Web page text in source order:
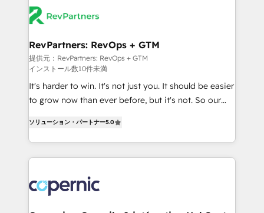
Ongoing Management: Monthly tune-ups, feature
rollouts, adoption coaching. Buying HubSpot,
built for the work.
winning design to build scalable, globally
marketing campaigns, & RevOps frameworks that
fuel long-term success We connect the entire
customer lifecycle through seamless integrations,
ensure long-term adoption with change-
management programs, and align marketing, sales,
HubSpot accreditations and experience across
hundreds of organizations in dozens of industries,
there’s a good chance one of our globally integrated
explore whether S2 is the partner you’ve been
looking for...and get your next big initiative moving!
RevPartners: RevOps + GTM
提供元：RevPartners: RevOps + GTM
インストール数10件未満
It's harder to win. It's not just you. It should be easier
to grow now than ever before, but it's not. So our
revenue number. We do that by bridging the gap
where agencies fail: combining GTM strategy with
technical execution to solve the right problem at the
implement your CRM. We engineer revenue
outcomes for the GTM owner on HubSpot. We Build
ソリューション・パートナー5.0